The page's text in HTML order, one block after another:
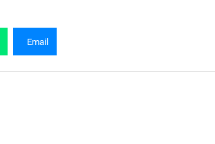
Email